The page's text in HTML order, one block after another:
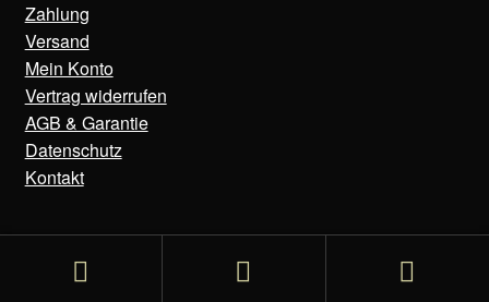
Zahlung
Versand
Mein Konto
Vertrag widerrufen
AGB & Garantie
Datenschutz
Kontakt
© Bens Uhren 2020-2025